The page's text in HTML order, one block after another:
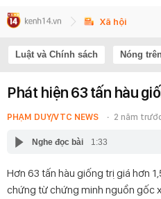
Xã hội
Luật và Chính sách Nóng
Phát hiện 63 tấn hàu
PHẠM DUY/VTC NEWS 2 năm
Nghe đọc bài 1:33
Hơn 63 tấn hàu giống trị giá hơn
chứng từ chứng minh nguồn gốc